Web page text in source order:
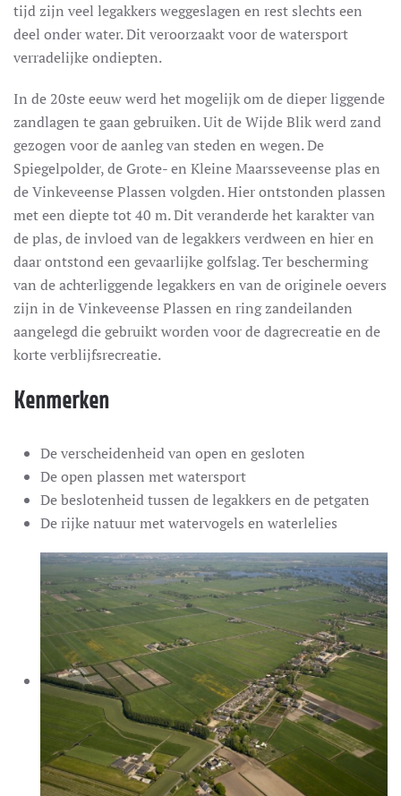
tijd zijn veel legakkers weggeslagen en rest slechts een
deel onder water. Dit veroorzaakt voor de watersport
verradelijke ondiepten.
In de 20ste eeuw werd het mogelijk om de dieper liggende
zandlagen te gaan gebruiken. Uit de Wijde Blik werd zand
gezogen voor de aanleg van steden en wegen. De
Spiegelpolder, de Grote- en Kleine Maarsseveense plas en
de Vinkeveense Plassen volgden. Hier ontstonden plassen
met een diepte tot 40 m. Dit veranderde het karakter van
de plas, de invloed van de legakkers verdween en hier en
daar ontstond een gevaarlijke golfslag. Ter bescherming
van de achterliggende legakkers en van de originele oevers
zijn in de Vinkeveense Plassen en ring zandeilanden
aangelegd die gebruikt worden voor de dagrecreatie en de
korte verblijfsrecreatie.
Kenmerken
De verscheidenheid van open en gesloten
De open plassen met watersport
De beslotenheid tussen de legakkers en de petgaten
De rijke natuur met watervogels en waterlelies